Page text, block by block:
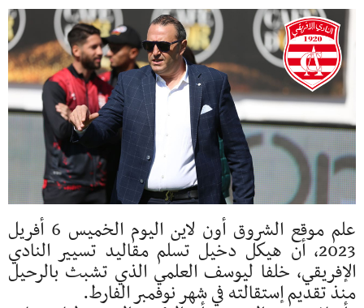
علم موقع الشروق أون لاين اليوم الخميس 6 أفريل
2023، أن هيكل دخيل تسلم مقاليد تسيير النادي
الإفريقي، خلفا ليوسف العلمي الذي تشبث بالرحيل
منذ تقديم إستقالته في شهر نوفمبر الفارط.